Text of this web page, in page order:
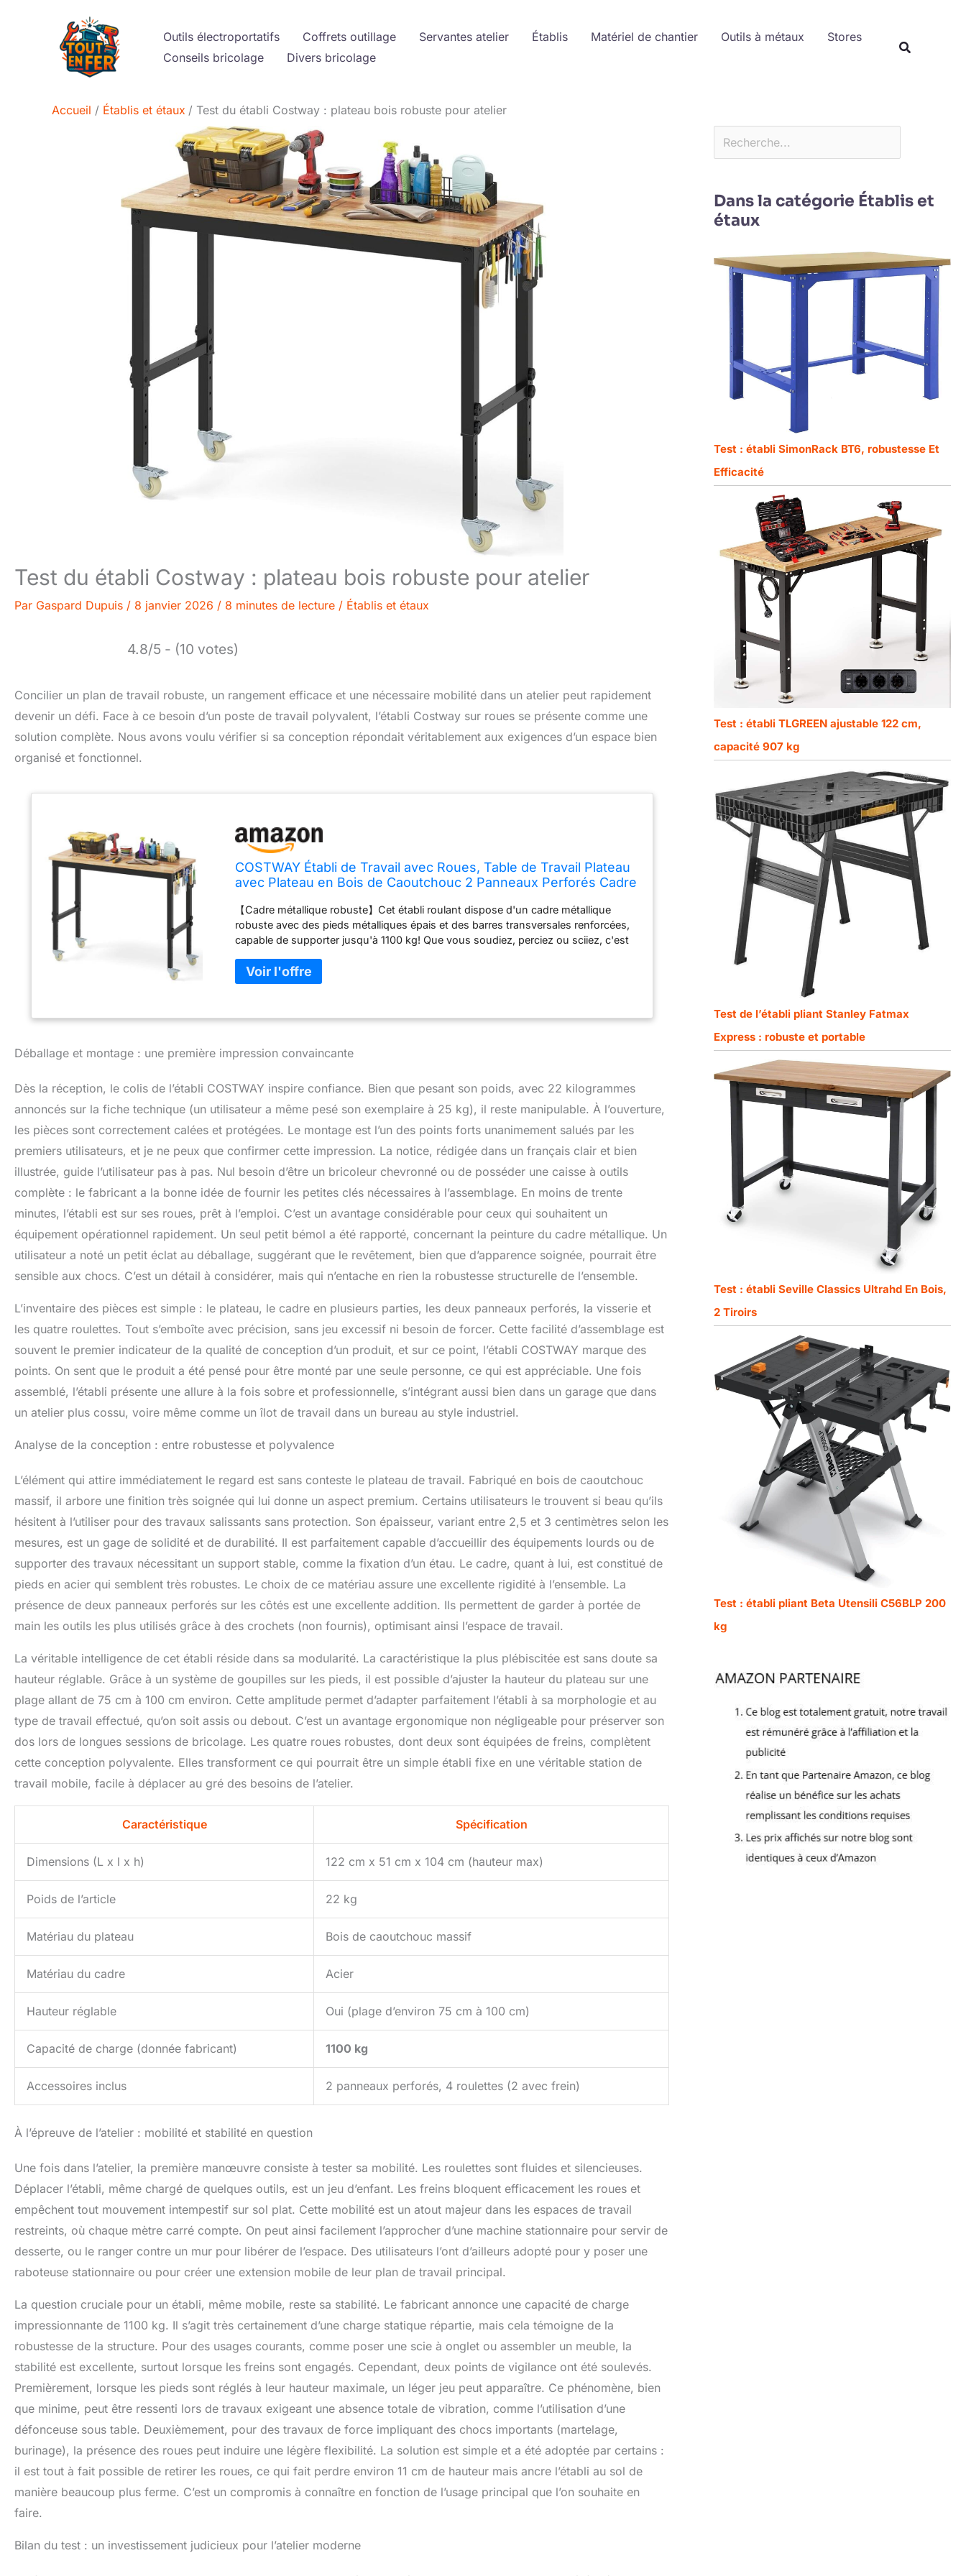
Outils électroportatifs Coffrets outillage Servantes atelier Établis Matériel de chantier Outils à métaux
Stores
Conseils bricolage
Divers bricolage
Accueil Établis et étaux Test du établi Costway : plateau bois robuste pour atelier
Test du établi Costway : plateau bois robuste pour atelier
Par Gaspard Dupuis / 8 janvier 2026 / 8 minutes de lecture / Établis et étaux
4.8/5 - (10 votes)
Concilier un plan de travail robuste, un rangement efficace et une nécessaire mobilité dans un atelier peut rapidement
devenir un défi. Face à ce besoin d’un poste de travail polyvalent, l’établi Costway sur roues se présente comme une
solution complète. Nous avons voulu vérifier si sa conception répondait véritablement aux exigences d’un espace bien
organisé et fonctionnel.
COSTWAY Établi de Travail avec Roues, Table de Travail Plateau
avec Plateau en Bois de Caoutchouc 2 Panneaux Perforés Cadre
(Naturel)
【Cadre métallique robuste】Cet établi roulant dispose d'un cadre métallique
robuste avec des pieds métalliques épais et des barres transversales renforcées,
capable de supporter jusqu'à 1100 kg! Que vous soudiez, perciez ou sciiez, c'est
Dites adieu aux maux de dos ! La table de travail réglable à 4 niveaux vous permet
de personnaliser la hauteur de 74 cm à 104 cm, passant sans effort de la position
travail premium】Le plateau en bois de caoutchouc massif de 24 mm d'épaisseur
latéraux pour vous offrir un espace de rangement supplémentaire et garder vos
outils et accessoires à portée de main, libérant ainsi de l'espace précieux sur le
pivotantes à 360° facilitent le déplacement de l'établi réglable, et le design
verrouillable garantit qu'il reste en place lorsque vous êtes prêt à travailler.
changement de jeu ! Utilisez-le dans votre garage, cuisine, bureau ou salle de
couture. C'est une solution polyvalente idéale qui s'adapte à vos besoins.
Déballage et montage : une première impression convaincante
Dès la réception, le colis de l’établi COSTWAY inspire confiance. Bien que pesant son poids, avec 22 kilogrammes
annoncés sur la fiche technique (un utilisateur a même pesé son exemplaire à 25 kg), il reste manipulable. À l’ouverture,
les pièces sont correctement calées et protégées. Le montage est l’un des points forts unanimement salués par les
premiers utilisateurs, et je ne peux que confirmer cette impression. La notice, rédigée dans un français clair et bien
illustrée, guide l’utilisateur pas à pas. Nul besoin d’être un bricoleur chevronné ou de posséder une caisse à outils
complète : le fabricant a la bonne idée de fournir les petites clés nécessaires à l’assemblage. En moins de trente
minutes, l’établi est sur ses roues, prêt à l’emploi. C’est un avantage considérable pour ceux qui souhaitent un
équipement opérationnel rapidement. Un seul petit bémol a été rapporté, concernant la peinture du cadre métallique. Un
utilisateur a noté un petit éclat au déballage, suggérant que le revêtement, bien que d’apparence soignée, pourrait être
sensible aux chocs. C’est un détail à considérer, mais qui n’entache en rien la robustesse structurelle de l’ensemble.
L’inventaire des pièces est simple : le plateau, le cadre en plusieurs parties, les deux panneaux perforés, la visserie et
les quatre roulettes. Tout s’emboîte avec précision, sans jeu excessif ni besoin de forcer. Cette facilité d’assemblage est
souvent le premier indicateur de la qualité de conception d’un produit, et sur ce point, l’établi COSTWAY marque des
points. On sent que le produit a été pensé pour être monté par une seule personne, ce qui est appréciable. Une fois
assemblé, l’établi présente une allure à la fois sobre et professionnelle, s’intégrant aussi bien dans un garage que dans
un atelier plus cossu, voire même comme un îlot de travail dans un bureau au style industriel.
Analyse de la conception : entre robustesse et polyvalence
L’élément qui attire immédiatement le regard est sans conteste le plateau de travail. Fabriqué en bois de caoutchouc
massif, il arbore une finition très soignée qui lui donne un aspect premium. Certains utilisateurs le trouvent si beau qu’ils
hésitent à l’utiliser pour des travaux salissants sans protection. Son épaisseur, variant entre 2,5 et 3 centimètres selon les
mesures, est un gage de solidité et de durabilité. Il est parfaitement capable d’accueillir des équipements lourds ou de
supporter des travaux nécessitant un support stable, comme la fixation d’un étau. Le cadre, quant à lui, est constitué de
pieds en acier qui semblent très robustes. Le choix de ce matériau assure une excellente rigidité à l’ensemble. La
présence de deux panneaux perforés sur les côtés est une excellente addition. Ils permettent de garder à portée de
main les outils les plus utilisés grâce à des crochets (non fournis), optimisant ainsi l’espace de travail.
La véritable intelligence de cet établi réside dans sa modularité. La caractéristique la plus plébiscitée est sans doute sa
hauteur réglable. Grâce à un système de goupilles sur les pieds, il est possible d’ajuster la hauteur du plateau sur une
plage allant de 75 cm à 100 cm environ. Cette amplitude permet d’adapter parfaitement l’établi à sa morphologie et au
type de travail effectué, qu’on soit assis ou debout. C’est un avantage ergonomique non négligeable pour préserver son
dos lors de longues sessions de bricolage. Les quatre roues robustes, dont deux sont équipées de freins, complètent
cette conception polyvalente. Elles transforment ce qui pourrait être un simple établi fixe en une véritable station de
travail mobile, facile à déplacer au gré des besoins de l’atelier.
Caractéristique Spécification
Dimensions (L x l x h) 122 cm x 51 cm x 104 cm (hauteur max)
Poids de l’article 22 kg
Matériau du plateau Bois de caoutchouc massif
Matériau du cadre Acier
Hauteur réglable Oui (plage d’environ 75 cm à 100 cm)
Capacité de charge (donnée fabricant) 1100 kg
Accessoires inclus 2 panneaux perforés, 4 roulettes (2 avec frein)
À l’épreuve de l’atelier : mobilité et stabilité en question
Une fois dans l’atelier, la première manœuvre consiste à tester sa mobilité. Les roulettes sont fluides et silencieuses.
Déplacer l’établi, même chargé de quelques outils, est un jeu d’enfant. Les freins bloquent efficacement les roues et
empêchent tout mouvement intempestif sur sol plat. Cette mobilité est un atout majeur dans les espaces de travail
restreints, où chaque mètre carré compte. On peut ainsi facilement l’approcher d’une machine stationnaire pour servir de
desserte, ou le ranger contre un mur pour libérer de l’espace. Des utilisateurs l’ont d’ailleurs adopté pour y poser une
raboteuse stationnaire ou pour créer une extension mobile de leur plan de travail principal.
La question cruciale pour un établi, même mobile, reste sa stabilité. Le fabricant annonce une capacité de charge
impressionnante de 1100 kg. Il s’agit très certainement d’une charge statique répartie, mais cela témoigne de la
robustesse de la structure. Pour des usages courants, comme poser une scie à onglet ou assembler un meuble, la
stabilité est excellente, surtout lorsque les freins sont engagés. Cependant, deux points de vigilance ont été soulevés.
Premièrement, lorsque les pieds sont réglés à leur hauteur maximale, un léger jeu peut apparaître. Ce phénomène, bien
que minime, peut être ressenti lors de travaux exigeant une absence totale de vibration, comme l’utilisation d’une
défonceuse sous table. Deuxièmement, pour des travaux de force impliquant des chocs importants (martelage,
burinage), la présence des roues peut induire une légère flexibilité. La solution est simple et a été adoptée par certains :
il est tout à fait possible de retirer les roues, ce qui fait perdre environ 11 cm de hauteur mais ancre l’établi au sol de
manière beaucoup plus ferme. C’est un compromis à connaître en fonction de l’usage principal que l’on souhaite en
faire.
Bilan du test : un investissement judicieux pour l’atelier moderne
Dans la catégorie Établis et
étaux
Test : établi SimonRack BT6, robustesse Et
Efficacité
Test : établi TLGREEN ajustable 122 cm,
capacité 907 kg
Test de l’établi pliant Stanley Fatmax
Express : robuste et portable
Test : établi Seville Classics Ultrahd En Bois,
2 Tiroirs
Test : établi pliant Beta Utensili C56BLP 200
kg